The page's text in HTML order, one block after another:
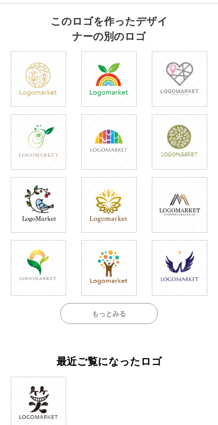
このロゴを作ったデザイ
ナーの別のロゴ
もっとみる
最近ご覧になったロゴ